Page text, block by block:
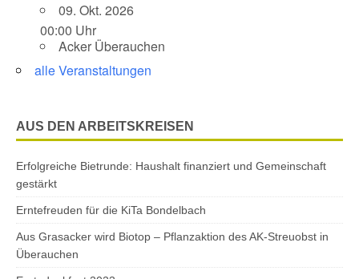
09. Okt. 2026
00:00 Uhr
Acker Überauchen
alle Veranstaltungen
AUS DEN ARBEITSKREISEN
Erfolgreiche Bietrunde: Haushalt finanziert und Gemeinschaft
gestärkt
Erntefreuden für die KiTa Bondelbach
Aus Grasacker wird Biotop – Pflanzaktion des AK-Streuobst in
Überauchen